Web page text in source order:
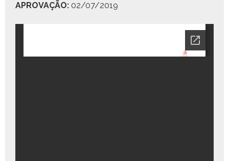
APROVAÇÃO: 02/07/2019